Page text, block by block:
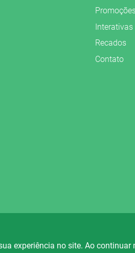
Interativas
Recados
Contato
Rádio Ametista
experiência no site. Ao